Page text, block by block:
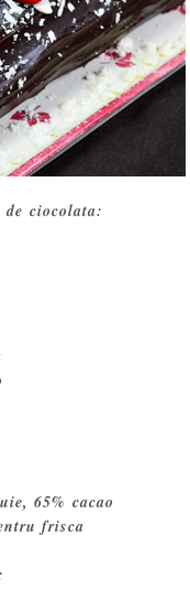
ciocolata:
65% cacao
frisca